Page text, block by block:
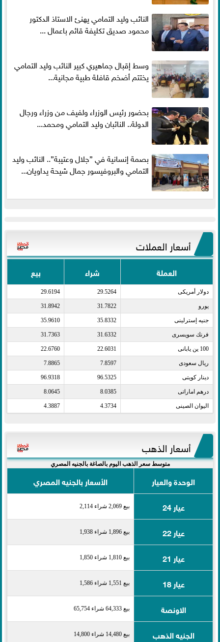
النائب وليد التمامي يهنئ الاستاذ الدكتور
محمود صديق تكليفة قائم باعمال ...
وسط إقبال جماهيري كبير النائب وليد التمامي
يختتم أضخم قافلة طبية مجانية...
بحضور رئيس الوزراء ولفيف من وزراء ورجال
الدولة.. النائبان وليد التمامي ومحمد...
بصمة إنسانية في ”جلال وعتيبة”.. النائب وليد
التمامي والبروفيسور جمال شيحة يداويان...
أسعار العملات
العملة شراء بيع
دولار أمريكى​ 29.5264
29.6194
يورو​ 31.7822
31.8942
جنيه إسترلينى​ 35.8332
35.9610
فرنك سويسرى​ 31.6332
31.7363
100 ين يابانى​ 22.6031
22.6760
ريال سعودى​ 7.8597
7.8865
دينار كويتى​ 96.5325
96.9318
درهم اماراتى​ 8.0385
8.0645
اليوان الصينى​ 4.3734
4.3887
أسعار الذهب
متوسط سعر الذهب اليوم بالصاغة بالجنيه المصري
الوحدة والعيار
الأسعار بالجنيه المصري
عيار 24
بيع 2,069 شراء 2,114
عيار 22 بيع 1,896 شراء 1,938
عيار 21 بيع 1,810 شراء 1,850
عيار 18 بيع 1,551 شراء 1,586
الاونصة بيع 64,333 شراء 65,754
الجنيه الذهب بيع 14,480 شراء 14,800